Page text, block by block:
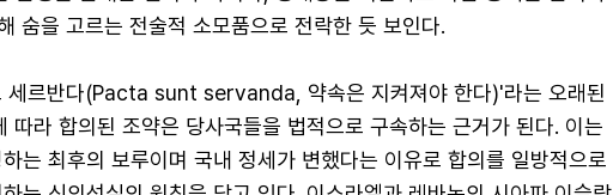
숨을 고르는 전술적 소모품으로 전락한 듯 보인다.
세르반다(Pacta sunt servanda, 약속은 지켜져야 한다)'라는 오래된
따라 합의된 조약은 당사국들을 법적으로 구속하는 근거가 된다. 이는
는 최후의 보루이며 국내 정세가 변했다는 이유로 합의를 일방적으로